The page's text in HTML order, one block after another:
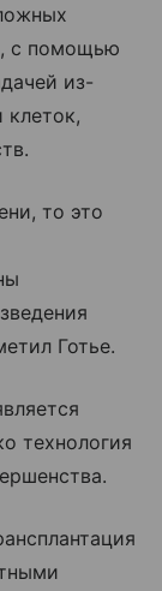
с помощью
из-
клеток,
то это
Готье.
технология